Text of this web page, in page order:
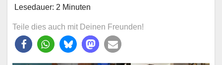
Lesedauer: 2 Minuten
Teile dies auch mit Deinen Freunden!